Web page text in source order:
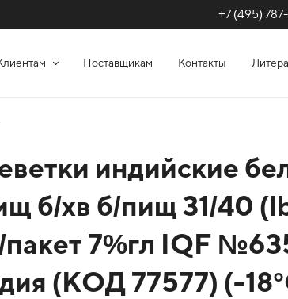
+7 (495)
Поставщикам Контакты
индийские
б/хв б/пищ 31/40
пакет 7%гл IQF
(КОД 77577) (-